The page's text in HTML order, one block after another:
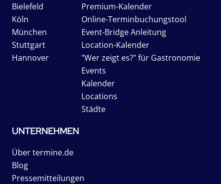
Bielefeld
Köln
München
Stuttgart
Hannover
Premium-Kalender
Online-Terminbuchungstool
Event-Bridge Anleitung
Location-Kalender
"Wer zeigt es?" für Gastronomie
Events
Kalender
Locations
Städte
UNTERNEHMEN
Über termine.de
Blog
Pressemitteilungen